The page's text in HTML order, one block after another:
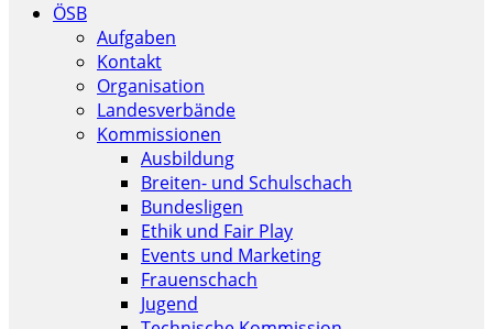
ÖSB
Aufgaben
Kontakt
Organisation
Landesverbände
Kommissionen
Ausbildung
Breiten- und Schulschach
Bundesligen
Ethik und Fair Play
Events und Marketing
Frauenschach
Jugend